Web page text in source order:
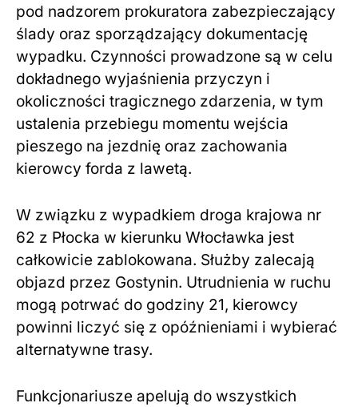
pod nadzorem prokuratora zabezpieczający
ślady oraz sporządzający dokumentację
wypadku. Czynności prowadzone są w celu
dokładnego wyjaśnienia przyczyn i
okoliczności tragicznego zdarzenia, w tym
ustalenia przebiegu momentu wejścia
pieszego na jezdnię oraz zachowania
kierowcy forda z lawetą.
W związku z wypadkiem droga krajowa nr
62 z Płocka w kierunku Włocławka jest
całkowicie zablokowana. Służby zalecają
objazd przez Gostynin. Utrudnienia w ruchu
mogą potrwać do godziny 21, kierowcy
powinni liczyć się z opóźnieniami i wybierać
alternatywne trasy.
Funkcjonariusze apelują do wszystkich